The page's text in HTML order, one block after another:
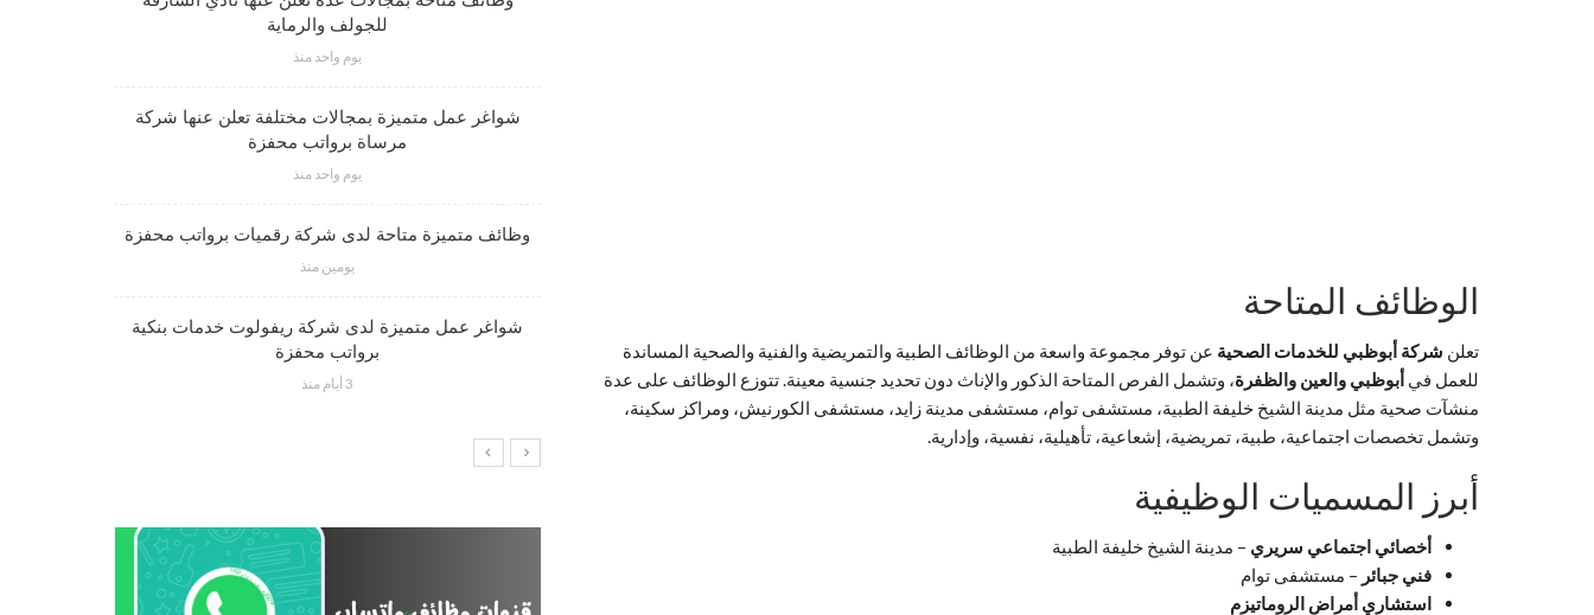
الوظائف المتاحة
تعلن شركة أبوظبي للخدمات الصحية عن توفر مجموعة واسعة من الوظائف الطبية والتمريضية والفنية والصحية المساندة
للعمل في أبوظبي والعين والظفرة، وتشمل الفرص المتاحة الذكور والإناث دون تحديد جنسية معينة. تتوزع الوظائف على عدة
منشآت صحية مثل مدينة الشيخ خليفة الطبية، مستشفى توام، مستشفى مدينة زايد، مستشفى الكورنيش، ومراكز سكينة،
وتشمل تخصصات اجتماعية، طبية، تمريضية، إشعاعية، تأهيلية، نفسية، وإدارية.
أبرز المسميات الوظيفية
أخصائي اجتماعي سريري – مدينة الشيخ خليفة الطبية
فني جبائر – مستشفى توام
استشاري أمراض الروماتيزم
للجولف والرماية
يوم واحد منذ
شواغر عمل متميزة بمجالات مختلفة تعلن عنها شركة
مرساة برواتب محفزة
يوم واحد منذ
وظائف متميزة متاحة لدى شركة رقميات برواتب محفزة
يومين منذ
شواغر عمل متميزة لدى شركة ريفولوت خدمات بنكية
برواتب محفزة
3 أيام منذ